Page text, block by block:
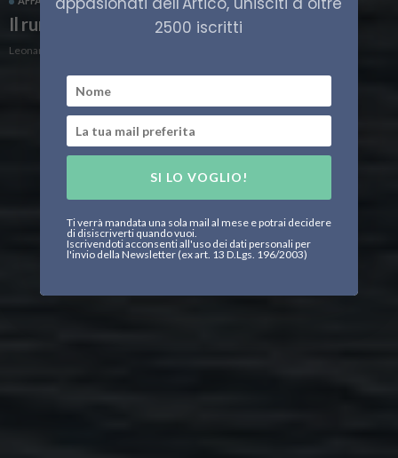
Il rumore del silenzio
Leonardo Parigi
2500 iscritti
SI LO VOGLIO!
Ti verrà mandata una sola mail al mese e potrai decidere
di disiscriverti quando vuoi.
Iscrivendoti acconsenti all'uso dei dati personali per
l'invio della Newsletter (ex art. 13 D.Lgs. 196/2003)